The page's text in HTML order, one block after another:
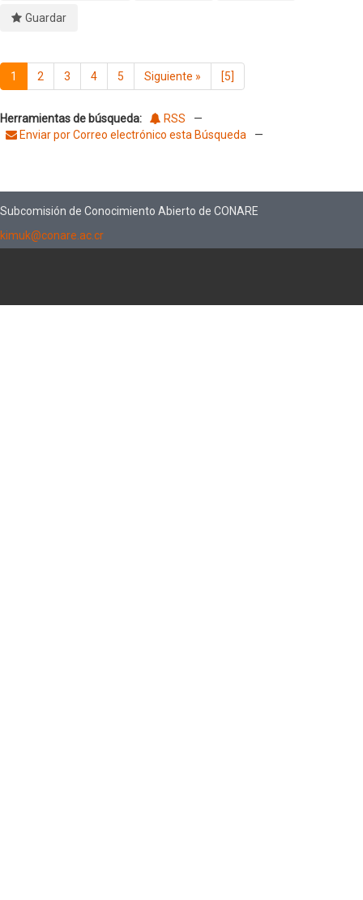
Guardar
1 2 3 4 5 Siguiente » [5]
Herramientas de búsqueda: RSS
—
Enviar por Correo electrónico esta Búsqueda
—
Subcomisión de Conocimiento Abierto de CONARE
kimuk@conare.ac.cr